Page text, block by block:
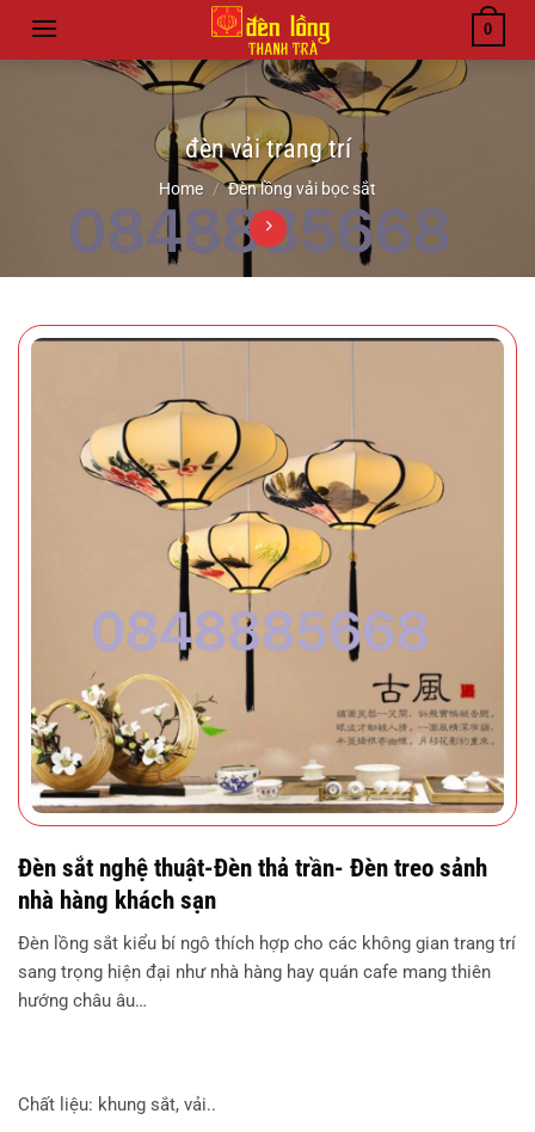
0
đèn vải trang trí
Home / Đèn lồng vải bọc sắt
Đèn sắt nghệ thuật-Đèn thả trần- Đèn treo sảnh
nhà hàng khách sạn
Đèn lồng sắt kiểu bí ngô thích hợp cho các không gian trang trí
sang trọng hiện đại như nhà hàng hay quán cafe mang thiên
hướng châu âu…
Chất liệu: khung sắt, vải..